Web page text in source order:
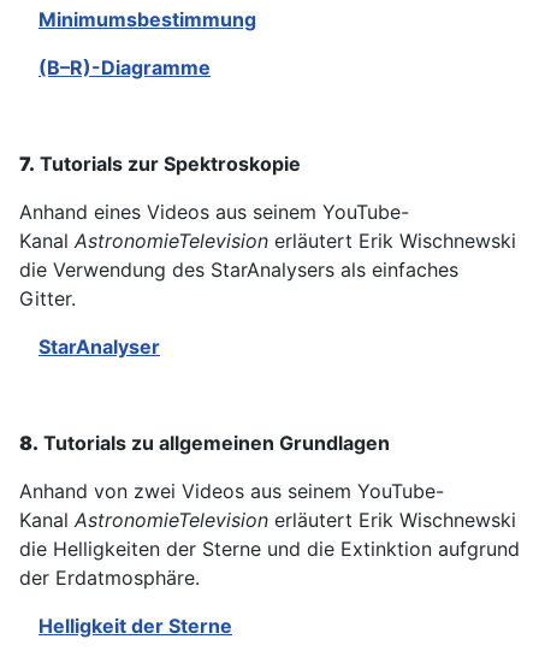
Minimumsbestimmung
(B–R)-Diagramme
7. Tutorials zur Spektroskopie
Anhand eines Videos aus seinem YouTube-
Kanal AstronomieTelevision erläutert Erik Wischnewski
die Verwendung des StarAnalysers als einfaches
Gitter.
StarAnalyser
8. Tutorials zu allgemeinen Grundlagen
Anhand von zwei Videos aus seinem YouTube-
Kanal AstronomieTelevision erläutert Erik Wischnewski
die Helligkeiten der Sterne und die Extinktion aufgrund
der Erdatmosphäre.
Helligkeit der Sterne